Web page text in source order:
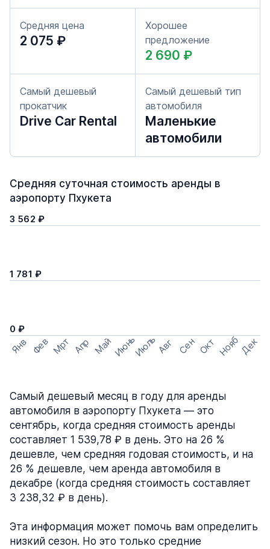
Средняя цена
2 075 ₽
Хорошее
предложение
2 690 ₽
Самый дешевый
прокатчик
Drive Car Rental
Самый дешевый тип
автомобиля
Маленькие
автомобили
Средняя суточная стоимость аренды в
аэропорту Пхукета
3 562 ₽
1 781 ₽
0 ₽
Янв Фев Мрт Апр МайИюньИюльАвг Сен Окт НоябДек
Самый дешевый месяц в году для аренды
автомобиля в аэропорту Пхукета — это
сентябрь, когда средняя стоимость аренды
составляет 1 539,78 ₽ в день. Это на 26 %
дешевле, чем средняя годовая стоимость, и на
26 % дешевле, чем аренда автомобиля в
декабре (когда средняя стоимость составляет
3 238,32 ₽ в день).
Эта информация может помочь вам определить
низкий сезон. Но это только средние